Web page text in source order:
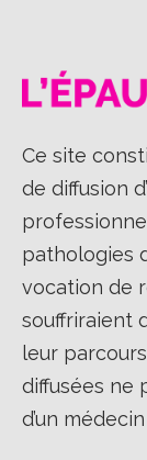
Ce site
de diffusion
pathologies
vocation de
souffriraient
leur
diffusées ne
d’un